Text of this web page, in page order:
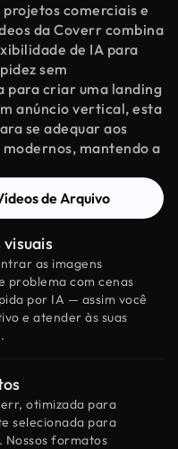
comerciais e
da Coverr combina
de IA para
sem
para criar uma landing
anúncio vertical, esta
se adequar aos
mantendo a
de Arquivo
as imagens
problema com cenas
por IA — assim você
e atender às suas
otimizada para
selecionada para
formatos